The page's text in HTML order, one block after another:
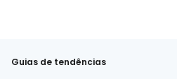
Guias de tendências